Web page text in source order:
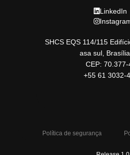
LinkedIn
SHCS EQS 114/115
asa sul,
CEP: 70.377-
+55 61 3032-
Política de segurança